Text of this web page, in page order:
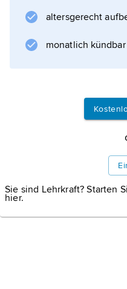
altersgerecht
monatlich kündbar
Sie sind Lehrkraft? Starten
hier.